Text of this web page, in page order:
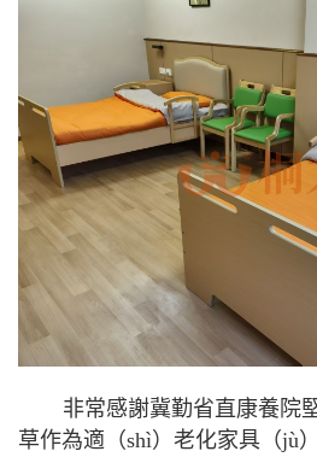
非常感謝冀勤省直康養院
草作為適（shì）老化家具（jù